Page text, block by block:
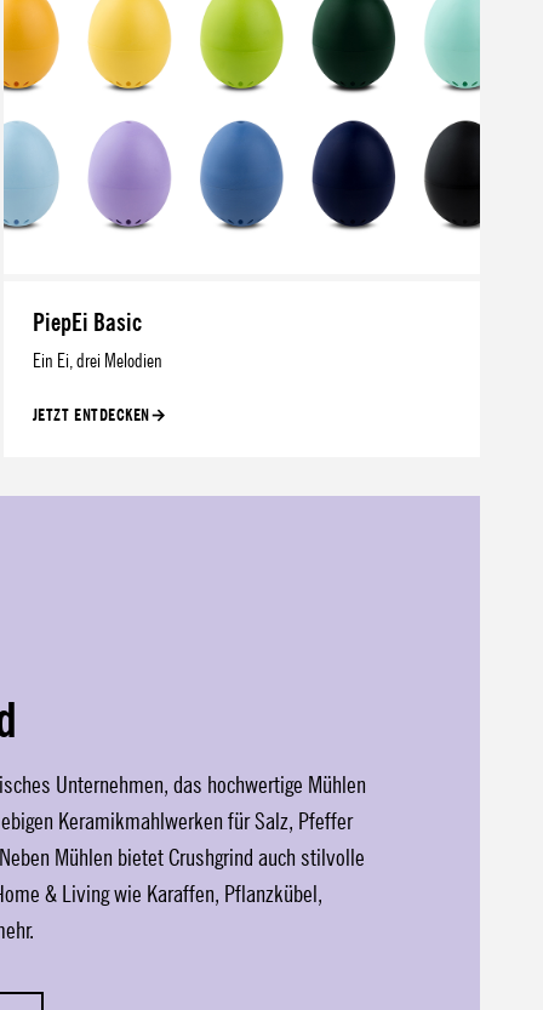
PiepEi Basic
Ein Ei, drei Melodien
JETZT ENTDECKEN→
Unternehmen, das hochwertige Mühlen
Keramikmahlwerken für Salz, Pfeffer
Mühlen bietet Crushgrind auch stilvolle
& Living wie Karaffen, Pflanzkübel,